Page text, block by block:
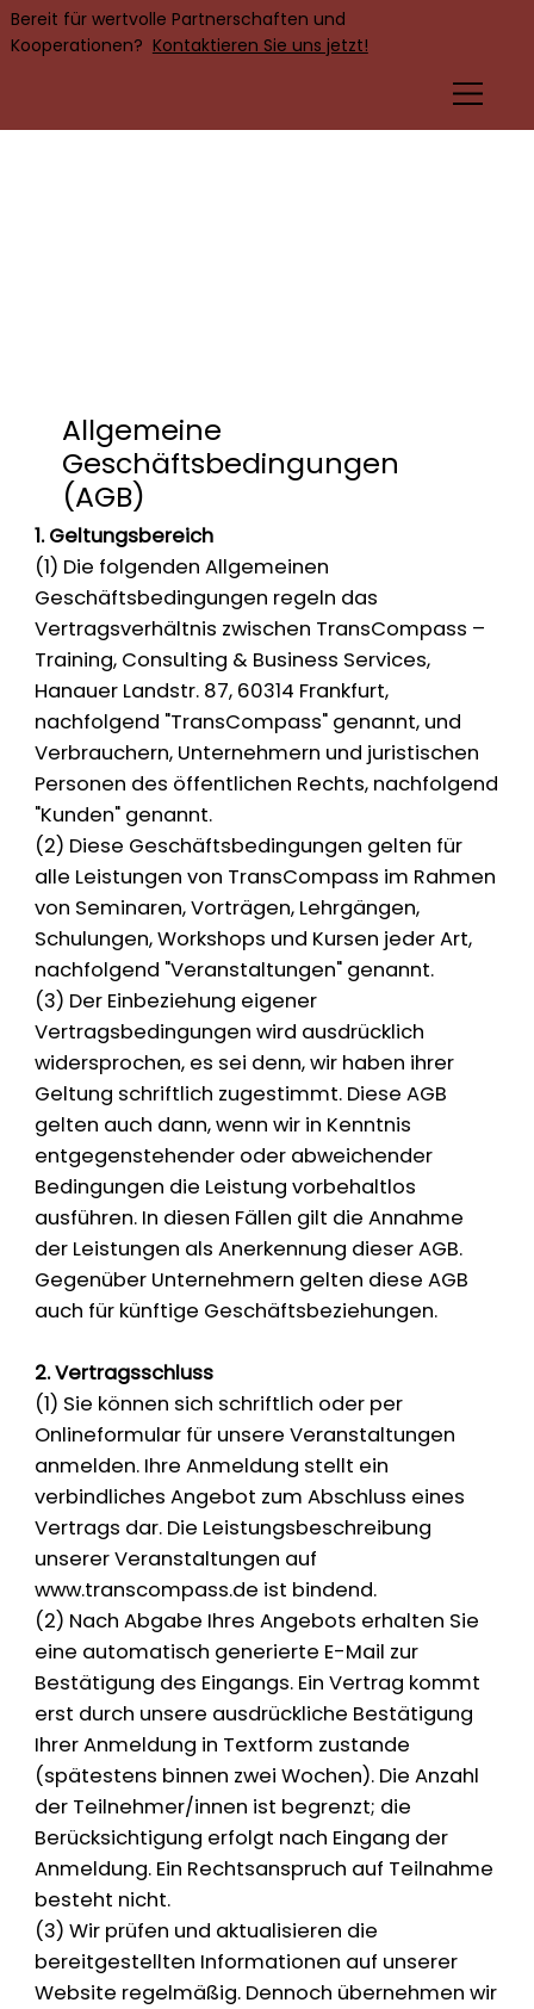
Bereit für wertvolle Partnerschaften und
Kooperationen? Kontaktieren Sie uns jetzt!
EN
Allgemeine
Geschäftsbedingungen
(AGB)
1. Geltungsbereich
(1) Die folgenden Allgemeinen
Geschäftsbedingungen regeln das
Vertragsverhältnis zwischen TransCompass –
Training, Consulting & Business Services,
Hanauer Landstr. 87, 60314 Frankfurt,
nachfolgend "TransCompass" genannt, und
Verbrauchern, Unternehmern und juristischen
Personen des öffentlichen Rechts, nachfolgend
"Kunden" genannt.
(2) Diese Geschäftsbedingungen gelten für
alle Leistungen von TransCompass im Rahmen
von Seminaren, Vorträgen, Lehrgängen,
Schulungen, Workshops und Kursen jeder Art,
nachfolgend "Veranstaltungen" genannt.
(3) Der Einbeziehung eigener
Vertragsbedingungen wird ausdrücklich
widersprochen, es sei denn, wir haben ihrer
Geltung schriftlich zugestimmt. Diese AGB
gelten auch dann, wenn wir in Kenntnis
entgegenstehender oder abweichender
Bedingungen die Leistung vorbehaltlos
ausführen. In diesen Fällen gilt die Annahme
der Leistungen als Anerkennung dieser AGB.
Gegenüber Unternehmern gelten diese AGB
auch für künftige Geschäftsbeziehungen.
2. Vertragsschluss
(1) Sie können sich schriftlich oder per
Onlineformular für unsere Veranstaltungen
anmelden. Ihre Anmeldung stellt ein
verbindliches Angebot zum Abschluss eines
Vertrags dar. Die Leistungsbeschreibung
unserer Veranstaltungen auf
www.transcompass.de ist bindend.
(2) Nach Abgabe Ihres Angebots erhalten Sie
eine automatisch generierte E-Mail zur
Bestätigung des Eingangs. Ein Vertrag kommt
erst durch unsere ausdrückliche Bestätigung
Ihrer Anmeldung in Textform zustande
(spätestens binnen zwei Wochen). Die Anzahl
der Teilnehmer/innen ist begrenzt; die
Berücksichtigung erfolgt nach Eingang der
Anmeldung. Ein Rechtsanspruch auf Teilnahme
besteht nicht.
(3) Wir prüfen und aktualisieren die
bereitgestellten Informationen auf unserer
Website regelmäßig. Dennoch übernehmen wir